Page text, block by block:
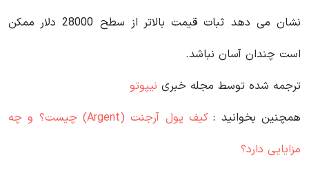
نشان می دهد ثبات قیمت بالاتر از سطح 28000 دلار ممکن
است چندان آسان نباشد.
ترجمه شده توسط مجله خبری نیپوتو
همچنین بخوانید :
کیف پول آرجنت (Argent) چیست؟ و چه
مزایایی دارد؟